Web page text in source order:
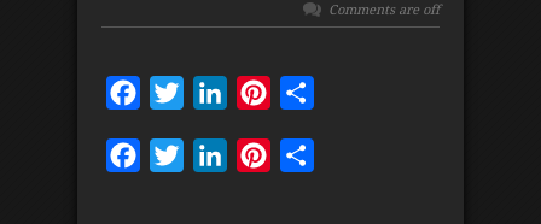
Comments are off
Facebook
Twitter LinkedInPinterest
Facebook
Twitter LinkedInPinterest